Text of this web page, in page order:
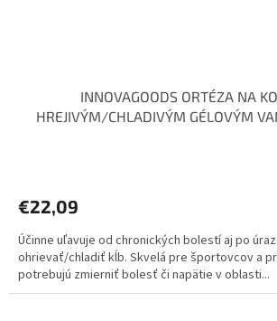
INNOVAGOODS ORTÉZA NA
HREJIVÝM/CHLADIVÝM GÉLOVÝM
€22,09
Účinne uľavuje od chronických bolestí aj po
ohrievať/chladiť kĺb. Skvelá pre športovcov a
potrebujú zmierniť bolesť či napätie v oblasti...